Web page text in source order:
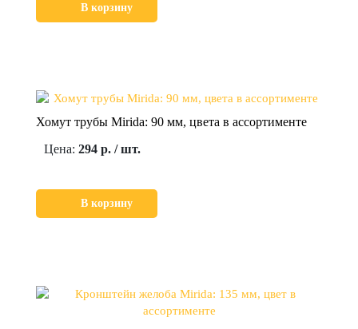
В корзину
Хомут трубы Mirida: 90 мм, цвета в ассортименте
Цена: 294 р. / шт.
В корзину